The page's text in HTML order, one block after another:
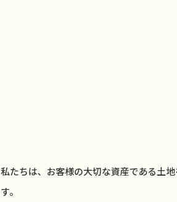
私たちは、お客様の大切な資産である土
す。